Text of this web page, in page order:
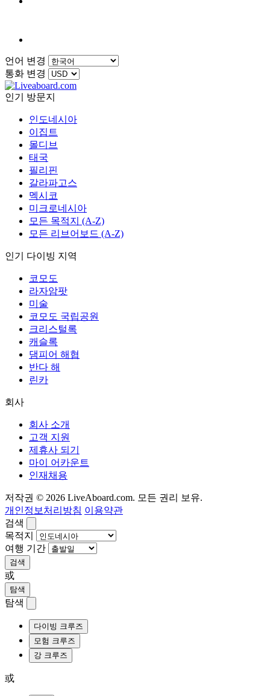
언어 변경
통화 변경
인기 방문지
인도네시아
이집트
몰디브
태국
필리핀
갈라파고스
멕시코
미크로네시아
모든 목적지 (A-Z)
모든 리브어보드 (A-Z)
인기 다이빙 지역
코모도
라자암팟
미술
코모도 국립공원
크리스털록
캐슬록
댐피어 해협
반다 해
린카
회사
회사 소개
고객 지원
제휴사 되기
마이 어카운트
인재채용
저작권 © 2026 LiveAboard.com. 모든 권리 보유.
개인정보처리방침 이용약관
검색
목적지
여행 기간
검색
或
탐색
탐색
다이빙 크루즈
모험 크루즈
강 크루즈
或